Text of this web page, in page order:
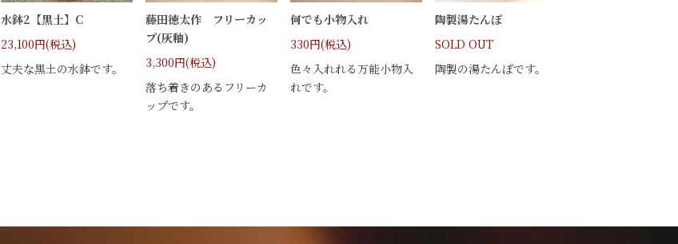
水鉢2【黒土】C
23,100円(税込)
丈夫な黒土の水鉢です。
藤田徳太作 フリーカッ
プ(灰釉)
3,300円(税込)
落ち着きのあるフリーカ
ップです。
何でも小物入れ
330円(税込)
色々入れれる万能小物入
れです。
陶製湯たんぽ
SOLD OUT
陶製の湯たんぽです。